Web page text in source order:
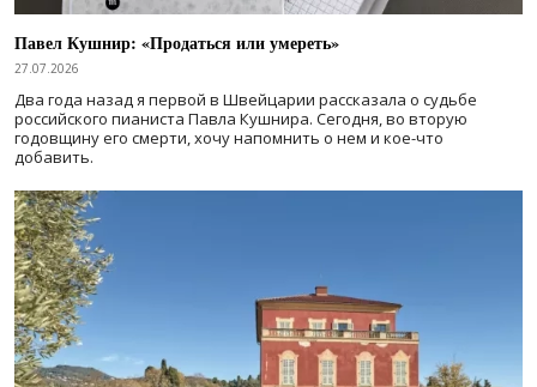
Павел Кушнир: «Продаться или умереть»
27.07.2026
Два года назад я первой в Швейцарии рассказала о судьбе
российского пианиста Павла Кушнира. Сегодня, во вторую
годовщину его смерти, хочу напомнить о нем и кое-что
добавить.